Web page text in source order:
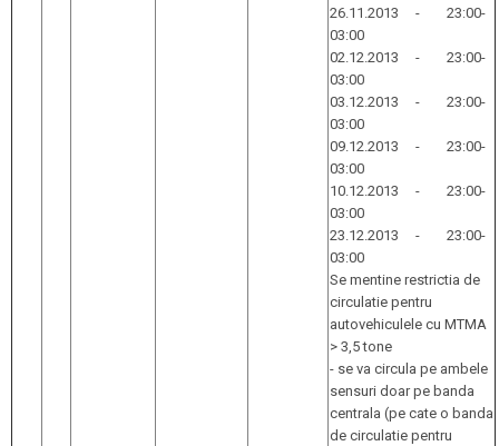
26.11.2013 - 23:00-
03:00
02.12.2013 - 23:00-
03:00
03.12.2013 - 23:00-
03:00
09.12.2013 - 23:00-
03:00
10.12.2013 - 23:00-
03:00
23.12.2013 - 23:00-
03:00
Se mentine restrictia de
circulatie pentru
autovehiculele cu MTMA
> 3,5 tone
- se va circula pe ambele
sensuri doar pe banda
centrala (pe cate o banda
de circulatie pentru